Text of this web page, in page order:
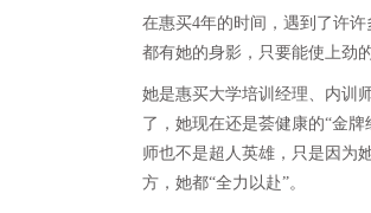
在惠买4年的时间，遇到了许
都有她的身影，只要能使上劲
她是惠买大学培训经理、内训
了，她现在还是荟健康的“金
师也不是超人英雄，只是因为
方，她都“全力以赴”。